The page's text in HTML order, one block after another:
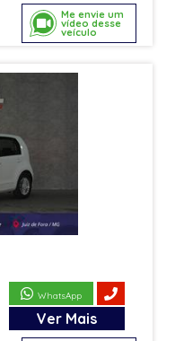
Me envie um
vídeo desse
veículo
WhatsApp
Ver Mais